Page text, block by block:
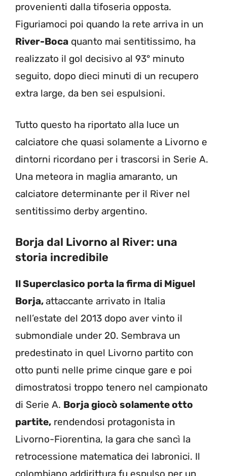
provenienti dalla tifoseria opposta.
Figuriamoci poi quando la rete arriva in un
River-Boca quanto mai sentitissimo, ha
realizzato il gol decisivo al 93° minuto
seguito, dopo dieci minuti di un recupero
extra large, da ben sei espulsioni.
Tutto questo ha riportato alla luce un
calciatore che quasi solamente a Livorno e
dintorni ricordano per i trascorsi in Serie A.
Una meteora in maglia amaranto, un
calciatore determinante per il River nel
sentitissimo derby argentino.
Borja dal Livorno al River: una
storia incredibile
Il Superclasico porta la firma di Miguel
Borja,attaccante arrivato in Italia
nell’estate del 2013 dopo aver vinto il
submondiale under 20. Sembrava un
predestinato in quel Livorno partito con
otto punti nelle prime cinque gare e poi
dimostratosi troppo tenero nel campionato
di Serie A. Borja giocò solamente otto
partite, rendendosi protagonista in
Livorno-Fiorentina, la gara che sancì la
retrocessione matematica dei labronici. Il
colombiano addirittura fu espulso per un